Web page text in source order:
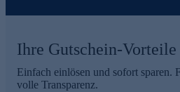
Ihre Gutschein-
Einfach einlösen und sofort sparen.
volle Transparenz.